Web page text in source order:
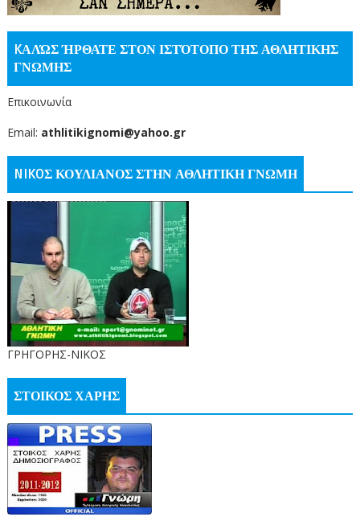
KΑΛΏΣ ΉΡΘΑΤΕ ΣΤΟΝ ΙΣΤΌΤΟΠΟ ΤΗΣ ΑΘΛΗΤΙΚΗΣ
ΓΝΩΜΗΣ
Επικοινωνία
Email: athlitikignomi@yahoo.gr
NIKOΣ ΚΟΥΛΙΑΝΟΣ ΣΤΗΝ ΑΘΛΗΤΙΚΗ ΓΝΩΜΗ
ΓΡΗΓΟΡΗΣ-ΝΙΚΟΣ
ΣΤΟΙΚΟΣ ΧΑΡΗΣ